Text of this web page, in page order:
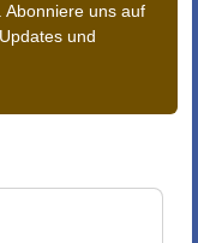
uns auf
und